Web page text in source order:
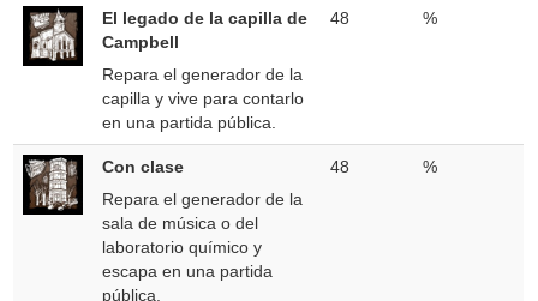
El legado de la capilla de
Campbell
Repara el generador de la
capilla y vive para contarlo
en una partida pública.
48 %
Con clase
Repara el generador de la
sala de música o del
laboratorio químico y
escapa en una partida
pública.
48 %